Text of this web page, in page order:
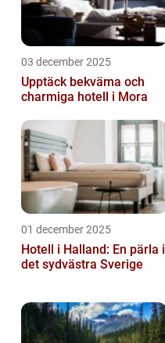
03 december 2025
Upptäck bekväma och
charmiga hotell i Mora
01 december 2025
Hotell i Halland: En pärla i
det sydvästra Sverige